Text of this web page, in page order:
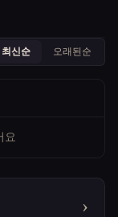
최신순 오래된순
요
›